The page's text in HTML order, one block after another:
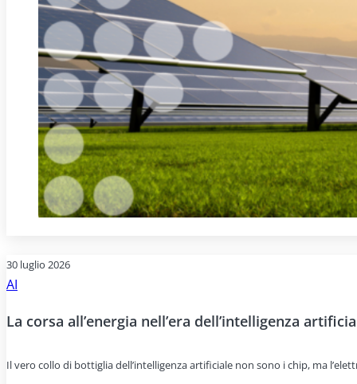
30 luglio 2026
AI
La corsa all’energia nell’era dell’intelligenza
Il vero collo di bottiglia dell’intelligenza artificiale non sono i chip, ma